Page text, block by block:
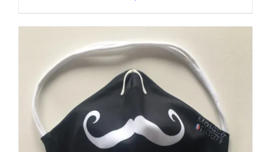
initial
était :
11,00€.
actuel
est :
5,00€.
AJOUTER AU PANIER / DÉTAILS